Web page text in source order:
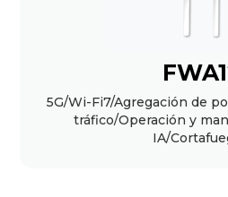
5G/Wi-Fi7/Agregación de
tráfico/Operación y
IA/